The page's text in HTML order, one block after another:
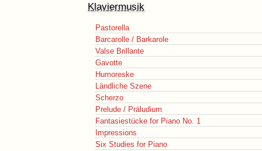
Klaviermusik
Pastorella
Barcarolle / Barkarole
Valse Brillante
Gavotte
Humoreske
Ländliche Szene
Scherzo
Prelude / Präludium
Fantasiestücke for Piano No. 1
Impressions
Six Studies for Piano